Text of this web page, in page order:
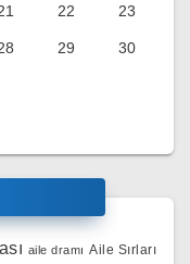
22 23
29 30
aile dramı Aile Sırları